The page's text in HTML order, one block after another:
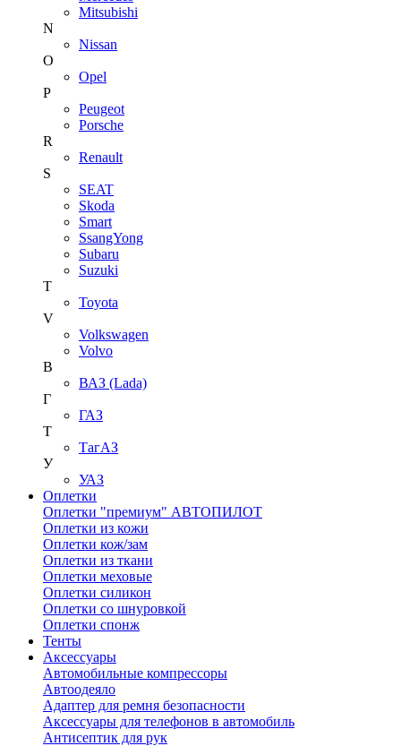
Mitsubishi
N
Nissan
O
Opel
P
Peugeot
Porsche
R
Renault
S
SEAT
Skoda
Smart
SsangYong
Subaru
Suzuki
T
Toyota
V
Volkswagen
Volvo
В
ВАЗ (Lada)
Г
ГАЗ
Т
ТагАЗ
У
УАЗ
Оплетки
Оплетки "премиум" АВТОПИЛОТ
Оплетки из кожи
Оплетки кож/зам
Оплетки из ткани
Оплетки меховые
Оплетки силикон
Оплетки со шнуровкой
Оплетки спонж
Тенты
Аксессуары
Автомобильные компрессоры
Автоодеяло
Адаптер для ремня безопасности
Аксессуары для телефонов в автомобиль
Антисептик для рук